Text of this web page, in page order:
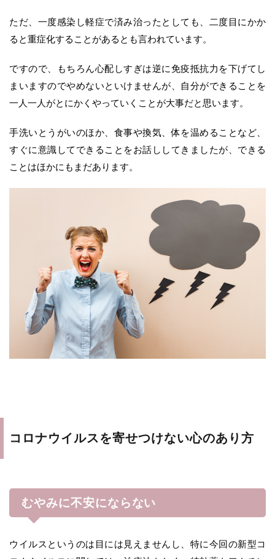
ただ、一度感染し軽症で済み治ったとしても、二度目にかか
ると重症化することがあるとも言われています。
ですので、もちろん心配しすぎは逆に免疫抵抗力を下げてし
まいますのでやめないといけませんが、自分ができることを
一人一人がとにかくやっていくことが大事だと思います。
手洗いとうがいのほか、食事や換気、体を温めることなど、
すぐに意識してできることをお話ししてきましたが、できる
ことはほかにもまだあります。
コロナウイルスを寄せつけない心のあり方
むやみに不安にならない
ウイルスというのは目には見えませんし、特に今回の新型コ